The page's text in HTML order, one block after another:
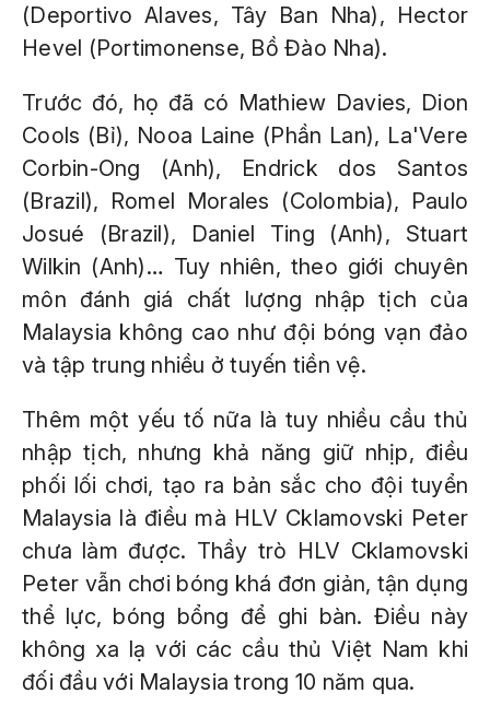
(Deportivo Alaves, Tây Ban Nha), Hector
Hevel (Portimonense, Bồ Đào Nha).
Trước đó, họ đã có Mathiew Davies, Dion
Cools (Bỉ), Nooa Laine (Phần Lan), La'Vere
Corbin-Ong (Anh), Endrick dos Santos
(Brazil), Romel Morales (Colombia), Paulo
Josué (Brazil), Daniel Ting (Anh), Stuart
Wilkin (Anh)… Tuy nhiên, theo giới chuyên
môn đánh giá chất lượng nhập tịch của
Malaysia không cao như đội bóng vạn đảo
và tập trung nhiều ở tuyến tiền vệ.
Thêm một yếu tố nữa là tuy nhiều cầu thủ
nhập tịch, nhưng khả năng giữ nhịp, điều
phối lối chơi, tạo ra bản sắc cho đội tuyển
Malaysia là điều mà HLV Cklamovski Peter
chưa làm được. Thầy trò HLV Cklamovski
Peter vẫn chơi bóng khá đơn giản, tận dụng
thể lực, bóng bổng để ghi bàn. Điều này
không xa lạ với các cầu thủ Việt Nam khi
đối đầu với Malaysia trong 10 năm qua.